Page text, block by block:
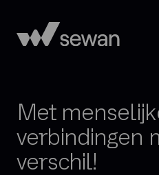
Met
verbindingen
verschil!